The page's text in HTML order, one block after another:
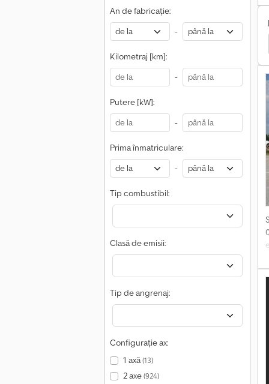
An de fabricație:
-
Kilometraj [km]:
-
Putere [kW]:
-
Prima înmatriculare:
-
Tip combustibil:
Clasă de emisii:
Tip de angrenaj:
Configurație ax:
1 axă(13)
2 axe(924)
Camion Cu Sistem De Ridicare Pe Cablu